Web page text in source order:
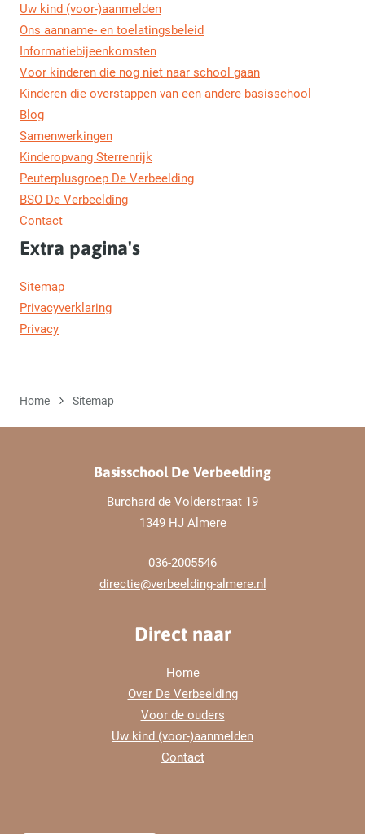
Uw kind (voor-)aanmelden
Ons aanname- en toelatingsbeleid
Informatiebijeenkomsten
Voor kinderen die nog niet naar school gaan
Kinderen die overstappen van een andere basisschool
Blog
Samenwerkingen
Kinderopvang Sterrenrijk
Peuterplusgroep De Verbeelding
BSO De Verbeelding
Contact
Extra pagina's
Sitemap
Privacyverklaring
Privacy
Home Sitemap
Basisschool De Verbeelding
Burchard de Volderstraat 19
1349 HJ Almere
036-2005546
directie@verbeelding-almere.nl
Direct naar
Home
Over De Verbeelding
Voor de ouders
Uw kind (voor-)aanmelden
Contact